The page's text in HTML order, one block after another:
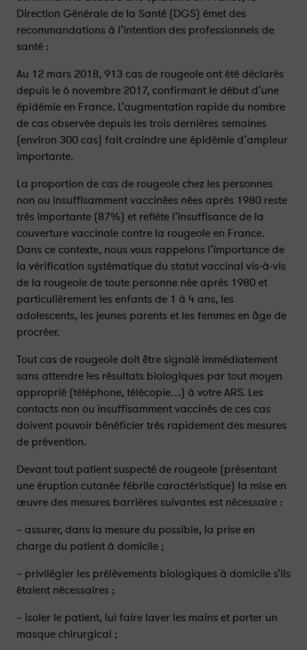
é
m
e
d
e
r
o
u
g
e
l
e
:
r
e
c
o
m
m
a
d
a
t
i
o
n
s
e
l
a
G
S
-
P
a
r
t
é
m
d
e
o
u
g
e
l
e
:
r
e
c
o
m
m
a
d
a
t
o
n
s
e
l
a
G
S
-
P
a
r
t
Direction Générale de la Santé (DGS) émet des
recommandations à l’intention des professionnels de
santé :
Au 12 mars 2018, 913 cas de rougeole ont été déclarés
depuis le 6 novembre 2017, confirmant le début d’une
épidémie en France. L’augmentation rapide du nombre
de cas observée depuis les trois dernières semaines
(environ 300 cas) fait craindre une épidémie d’ampleur
importante.
La proportion de cas de rougeole chez les personnes
non ou insuffisamment vaccinées nées après 1980 reste
très importante (87%) et reflète l’insuffisance de la
couverture vaccinale contre la rougeole en France.
Dans ce contexte, nous vous rappelons l’importance de
la vérification systématique du statut vaccinal vis-à-vis
de la rougeole de toute personne née après 1980 et
particulièrement les enfants de 1 à 4 ans, les
adolescents, les jeunes parents et les femmes en âge de
procréer.
Tout cas de rougeole doit être signalé immédiatement
sans attendre les résultats biologiques par tout moyen
approprié (téléphone, télécopie…) à votre ARS. Les
contacts non ou insuffisamment vaccinés de ces cas
doivent pouvoir bénéficier très rapidement des mesures
de prévention.
Devant tout patient suspecté de rougeole (présentant
une éruption cutanée fébrile caractéristique) la mise en
œuvre des mesures barrières suivantes est nécessaire :
– assurer, dans la mesure du possible, la prise en
charge du patient à domicile ;
– privilégier les prélèvements biologiques à domicile s’ils
étaient nécessaires ;
– isoler le patient, lui faire laver les mains et porter un
masque chirurgical ;